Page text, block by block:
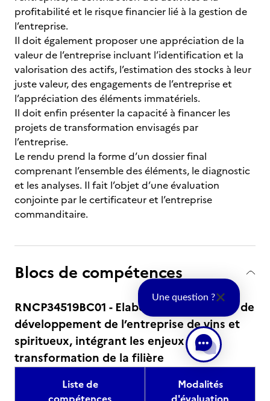
profitabilité et le risque financier lié à la gestion de
l’entreprise.
Il doit également proposer une appréciation de la
valeur de l’entreprise incluant l’identification et la
valorisation des actifs, l’estimation des stocks à leur
juste valeur, des engagements de l’entreprise et
l’appréciation des éléments immatériels.
Il doit enfin présenter la capacité à financer les
projets de transformation envisagés par
l’entreprise.
Le rendu prend la forme d’un dossier final
comprenant l’ensemble des éléments, le diagnostic
et les analyses. Il fait l’objet d’une évaluation
conjointe par le certificateur et l’entreprise
commanditaire.
Blocs de compétences
RNCP34519BC01 - Elaborer les stratégies de
développement de l’entreprise de vins et
spiritueux, intégrant les enjeux de
transformation de la filière
Liste de
Modalités
Une question ?